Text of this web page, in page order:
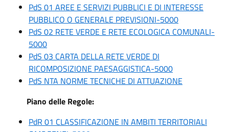
PdS 01 AREE E SERVIZI PUBBLICI E DI INTERESSE
PUBBLICO O GENERALE PREVISIONI-5000
PdS 02 RETE VERDE E RETE ECOLOGICA COMUNALI-
5000
PdS 03 CARTA DELLA RETE VERDE DI
RICOMPOSIZIONE PAESAGGISTICA-5000
PdS NTA NORME TECNICHE DI ATTUAZIONE
Piano delle Regole:
PdR 01 CLASSIFICAZIONE IN AMBITI TERRITORIALI